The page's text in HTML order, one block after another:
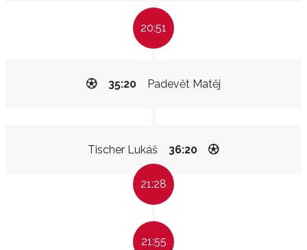
20:51
Padevět Matěj
35:20
Tischer Lukáš 36:20
21:28
21:55